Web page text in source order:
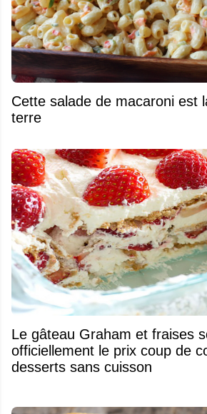
Cette salade de macaroni est
terre
Le gâteau Graham et fraises se mérite
officiellement le prix coup de
desserts sans cuisson